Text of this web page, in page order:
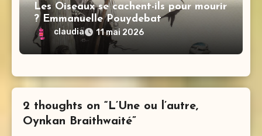
Les Oiseaux se cachent-ils pour mourir
? Emmanuelle Pouydebat
claudia 11 mai 2026
2 thoughts on “L’Une ou l’autre,
Oynkan Braithwaité”